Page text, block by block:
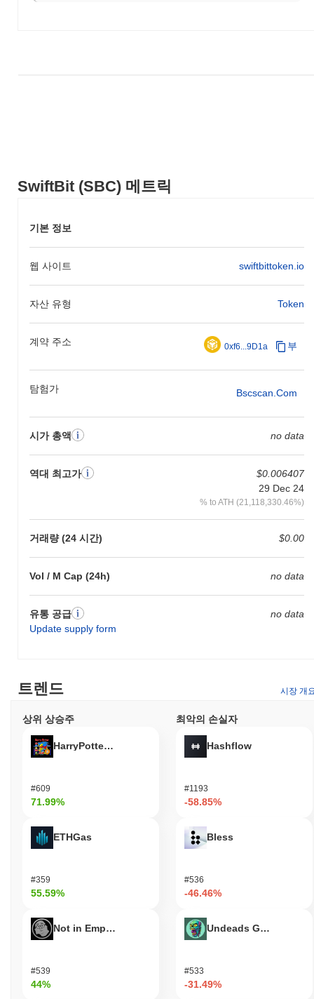
SwiftBit (SBC) 메트릭
기본 정보
웹 사이트 swiftbittoken.io
자산 유형 Token
계약 주소 0xf6...9D1a 부
탐험가 Bscscan.com
시가 총액 no data
역대 최고가
$0.006407
29 Dec 24
% to ATH (21,118,330.46%)
거래량 (24 시간) $0.00
Vol / M Cap (24h) no data
유통 공급
Update supply form
no data
트렌드 시장 개
상위 상승주
HarryPotterObamaSonic10Inu (ETH)
#609
71.99%
ETHGas
#359
55.59%
Not in Employment, Education, or Training
#539
44%
최악의 손실자
Hashflow
#1193
-58.85%
Bless
#536
-46.46%
Undeads Games
#533
-31.49%